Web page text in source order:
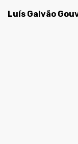
Luís Galvão